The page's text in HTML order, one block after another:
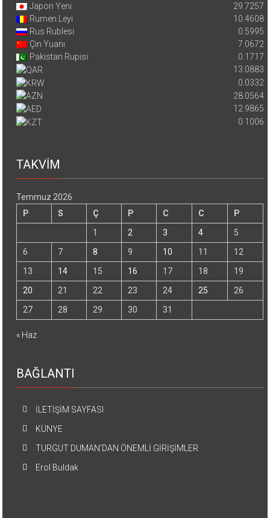
Japon Yeni
29.7257
Rumen Leyi
10.4608
Rus Rublesi
0.5995
Çin Yuanı
7.0672
Pakistan Rupisi
0.1717
13.0883
0.0332
28.0564
12.9865
0.1006
TAKVİM
Temmuz 2026
P
S Ç P C C
P
1
2 3 4
5
6
7 8 9 10 11
12
13
14 15 16 17 18
19
20
21 22 23 24 25
26
27
28 29 30 31
« Haz
BAĞLANTI
İLETİŞİM SAYFASI
KÜNYE
TURGUT DUMAN’DAN ÖNEMLİ GİRİŞİMLER
Erol Buldak